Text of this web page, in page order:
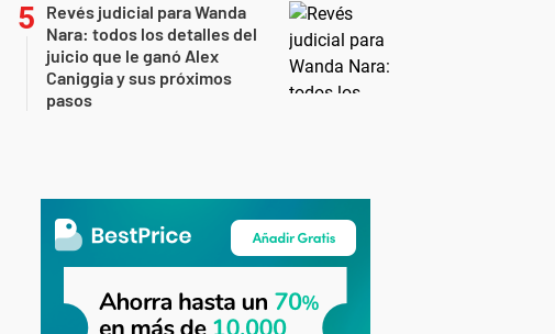
Revés judicial para Wanda
Nara: todos los detalles del
juicio que le ganó Alex
Caniggia y sus próximos
pasos